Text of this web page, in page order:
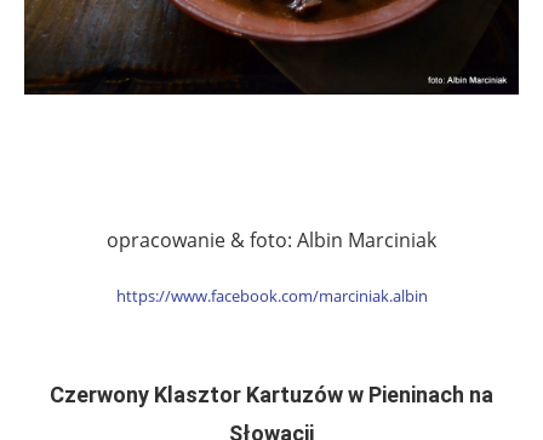
opracowanie & foto: Albin Marciniak
https://www.facebook.com/marciniak.albin
Czerwony Klasztor Kartuzów w Pieninach na
Słowacji